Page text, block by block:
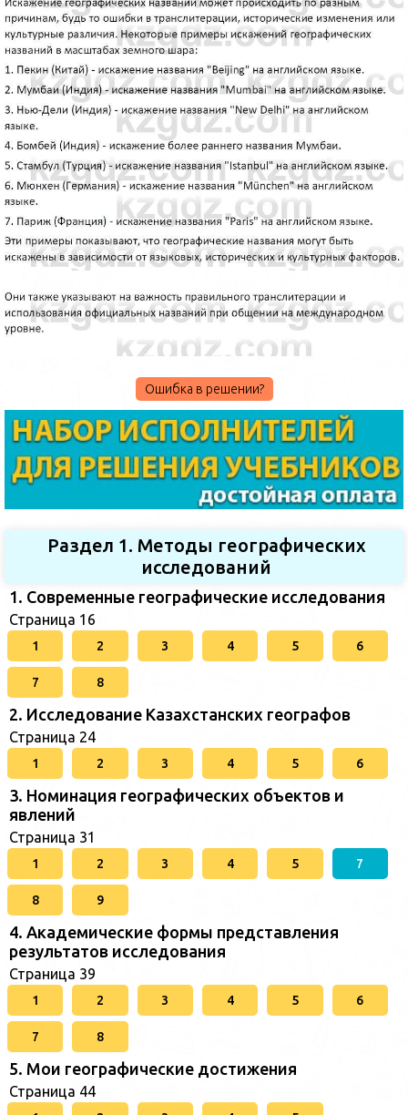
Ошибка в решении?
Раздел 1. Методы географических
исследований
1. Современные географические исследования
Страница 16
1 2 3 4 5 6
7 8
2. Исследование Казахстанских географов
Страница 24
1 2 3 4 5 6
3. Номинация географических объектов и
явлений
Страница 31
1 2 3 4 5 7
8 9
4. Академические формы представления
результатов исследования
Страница 39
1 2 3 4 5 6
7 8
5. Мои географические достижения
Страница 44